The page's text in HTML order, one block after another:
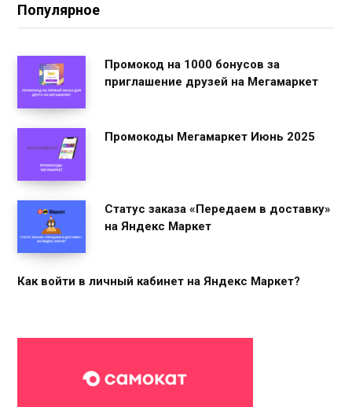
Популярное
Промокод на 1000 бонусов за
приглашение друзей на Мегамаркет
Промокоды Мегамаркет Июнь 2025
Статус заказа «Передаем в доставку»
на Яндекс Маркет
Как войти в личный кабинет на Яндекс Маркет?